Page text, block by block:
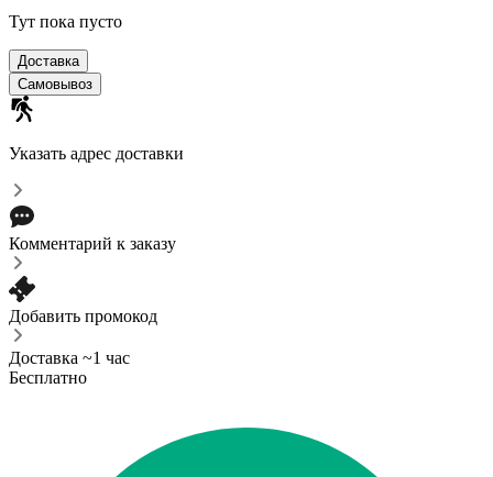
Тут пока пусто
Доставка
Cамовывоз
Указать адрес доставки
Комментарий к заказу
Добавить промокод
Доставка ~1 час
Бесплатно